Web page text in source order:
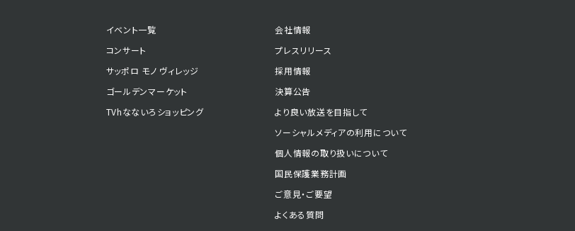
イベント一覧
コンサート
サッポロ モノ ヴィレッジ
ゴールデンマーケット
TVhなないろショッピング
会社情報
プレスリリース
採用情報
決算公告
より良い放送を目指して
ソーシャルメディアの利用について
個人情報の取り扱いについて
国民保護業務計画
ご意見・ご要望
よくある質問